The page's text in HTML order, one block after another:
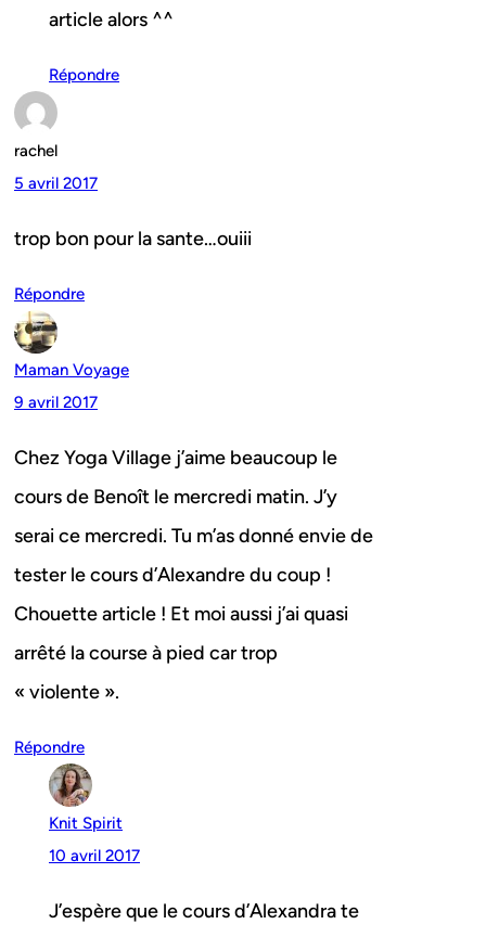
article alors ^^
Répondre
rachel
5 avril 2017
trop bon pour la sante…ouiii
Répondre
Maman Voyage
9 avril 2017
Chez Yoga Village j’aime beaucoup le
cours de Benoît le mercredi matin. J’y
serai ce mercredi. Tu m’as donné envie de
tester le cours d’Alexandre du coup !
Chouette article ! Et moi aussi j’ai quasi
arrêté la course à pied car trop
« violente ».
Répondre
Knit Spirit
10 avril 2017
J’espère que le cours d’Alexandra te